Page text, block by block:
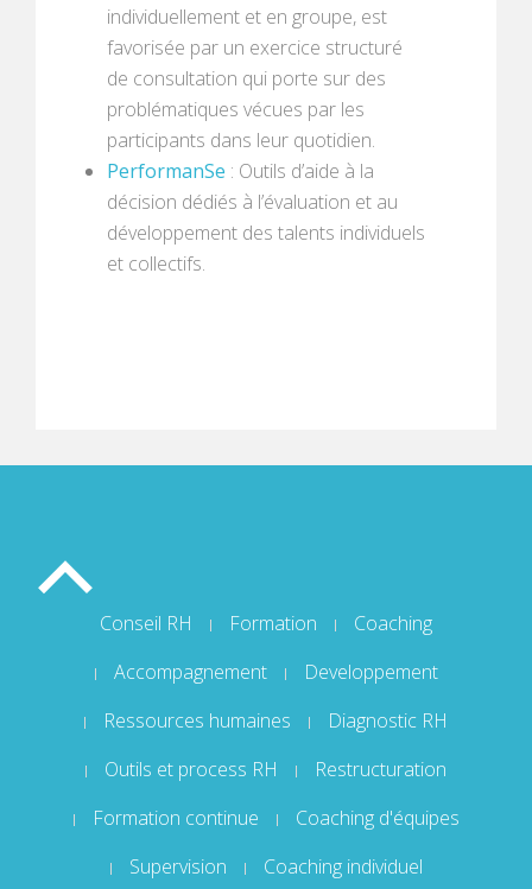
individuellement et en groupe, est
favorisée par un exercice structuré
de consultation qui porte sur des
problématiques vécues par les
participants dans leur quotidien.
PerformanSe : Outils d’aide à la
décision dédiés à l’évaluation et au
développement des talents individuels
et collectifs.
Conseil RH Formation
Coaching
Accompagnement
Developpement
Ressources humaines
Diagnostic RH
Outils et process RH
Restructuration
Formation continue
Coaching d'équipes
Supervision
Coaching individuel